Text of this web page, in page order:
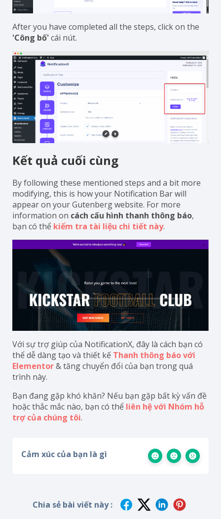
After you have completed all the steps, click on the
'Công bố'cái nút.
Kết quả cuối cùng
By following these mentioned steps and a bit more
modifying, this is how your Notification Bar will
appear on your Gutenberg website. For more
information on cách cấu hình thanh thông báo,
bạn có thể kiểm tra tài liệu chi tiết này.
Với sự trợ giúp của NotificationX, đây là cách bạn có
thể dễ dàng tạo và thiết kế Thanh thông báo với
Elementor& tăng chuyển đổi của bạn trong quá
trình này.
Bạn đang gặp khó khăn? Nếu bạn gặp bất kỳ vấn đề
hoặc thắc mắc nào, bạn có thể liên hệ với Nhóm hỗ
trợ của chúng tôi.
Cảm xúc của bạn là gì
Chia sẻ bài viết này :